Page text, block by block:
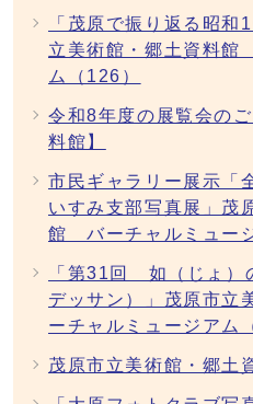
「茂原で振り返る昭
立美術館・郷土資料
ム（126）
令和8年度の展覧会の
料館】
市民ギャラリー展示「
いすみ支部写真展」茂
館 バーチャルミュー
「第31回 如（じょ）
デッサン）」茂原市
ーチャルミュージアム
茂原市立美術館・郷